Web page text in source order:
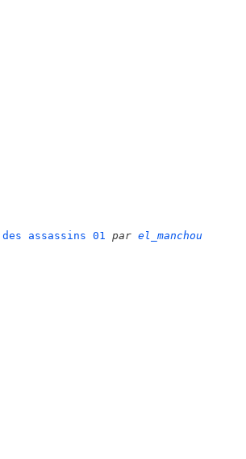
assassins 01 parel_manchou